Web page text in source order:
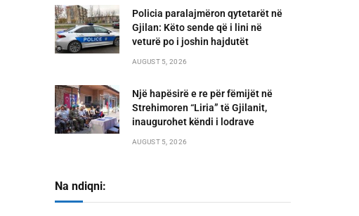
Policia paralajmëron qytetarët në
Gjilan: Këto sende që i lini në
veturë po i joshin hajdutët
AUGUST 5, 2026
Një hapësirë e re për fëmijët në
Strehimoren “Liria” të Gjilanit,
inaugurohet këndi i lodrave
AUGUST 5, 2026
Na ndiqni: